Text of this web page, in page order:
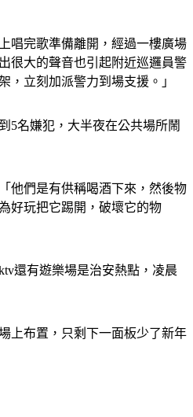
唱完歌準備離開，經過一樓廣場
很大的聲音也引起附近巡邏員警
5名嫌犯，大半夜在公共場所鬧
他們是有供稱喝酒下來，然後物
好玩把它踢開，破壞它的物
還有遊樂場是治安熱點，凌晨
上布置，只剩下一面板少了新年